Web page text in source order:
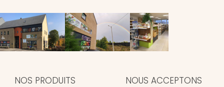
NOS PRODUITS NOUS ACCEPTONS